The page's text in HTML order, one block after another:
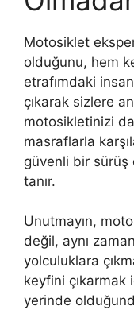
Motosiklet
olduğunu, hem
etrafımdaki
çıkarak sizlere
motosikletinizi
masraflarla
güvenli bir sürüş
tanır.
Unutmayın,
değil, aynı
yolculuklara
keyfini çıkarmak
yerinde